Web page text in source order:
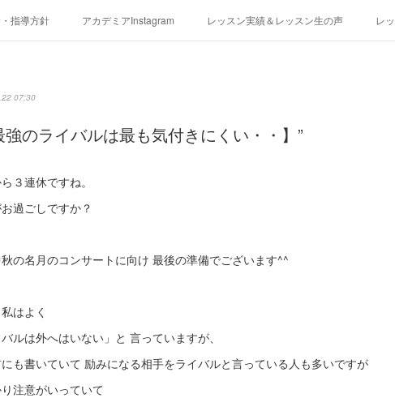
指導方針 アカデミアInstagram レッスン実績＆レッスン生の声 レ
07:30
強のライバルは最も気付きにくい・・】”
３連休ですね。
過ごしですか？
の名月のコンサートに向け 最後の準備でございます^^
はよく
バルは外へはいない」と 言っていますが、
も書いていて 励みになる相手をライバルと言っている人も多いですが
注意がいっていて